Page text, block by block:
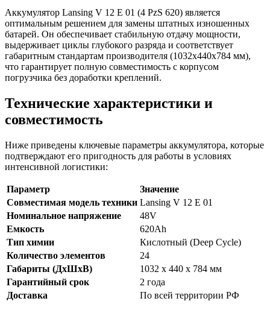
Аккумулятор Lansing V 12 E 01 (4 PzS 620) является
оптимальным решением для замены штатных изношенных
батарей. Он обеспечивает стабильную отдачу мощности,
выдерживает циклы глубокого разряда и соответствует
габаритным стандартам производителя (1032x440x784 мм),
что гарантирует полную совместимость с корпусом
погрузчика без доработки креплений.
Технические характеристики и
совместимость
Ниже приведены ключевые параметры аккумулятора, которые
подтверждают его пригодность для работы в условиях
интенсивной логистики:
Параметр
Значение
Совместимая модель техники Lansing V 12 E 01
Номинальное напряжение
48V
Емкость
620Ah
Тип химии
Кислотный (Deep Cycle)
Количество элементов
24
Габариты (ДхШхВ)
1032 x 440 x 784 мм
Гарантийный срок
2 года
Доставка
По всей территории РФ